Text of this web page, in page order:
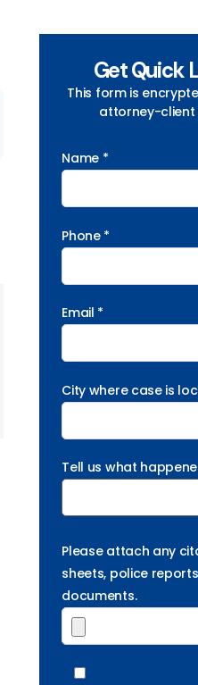
Get Quick
This form is
attorney-client
Name *
Phone *
Email *
City where case is
Tell us what
Please attach any
sheets, police
documents.